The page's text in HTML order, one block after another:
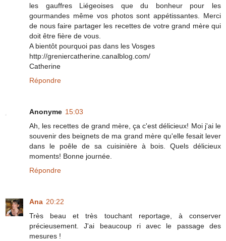
les gauffres Liégeoises que du bonheur pour les
gourmandes même vos photos sont appétissantes. Merci
de nous faire partager les recettes de votre grand mère qui
doit être fière de vous.
A bientôt pourquoi pas dans les Vosges
http://greniercatherine.canalblog.com/
Catherine
Répondre
Anonyme 15:03
Ah, les recettes de grand mère, ça c'est délicieux! Moi j'ai le
souvenir des beignets de ma grand mère qu'elle fesait lever
dans le poêle de sa cuisinière à bois. Quels délicieux
moments! Bonne journée.
Répondre
Ana 20:22
Très beau et très touchant reportage, à conserver
précieusement. J'ai beaucoup ri avec le passage des
mesures !